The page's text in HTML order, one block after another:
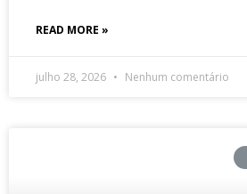
READ MORE »
julho 28, 2026 Nenhum comentário